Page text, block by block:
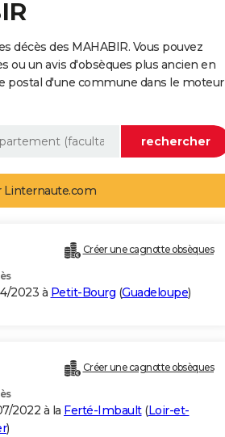
décès des MAHABIR. Vous pouvez
ou un avis d'obsèques plus ancien en
postal d'une commune dans le moteur
Créer une cagnotte obsèques
2023 à Petit-Bourg (Guadeloupe)
Créer une cagnotte obsèques
2022 à la Ferté-Imbault(Loir-et-
)